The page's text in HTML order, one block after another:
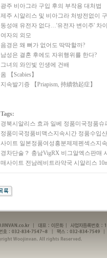
광주 비아그라 구입 후의 부작용 대처법
제주 시알리스 및 비아그라 처방전없이
동성애 유전자 없다…'유전자 변이주' 차
여자의 외모
음경은 왜 뻐가 없어도 딱딱할까?
남성은 결혼 후에도 자위행위를 한다?
그녀의 와인빛 인생에 건배
옴 【Scabies】
지속발기증 【Priapism, 持續勃起症】
Tags:
경북시알리스 효과 일베 정품미국정품슈
정품미국정품비맥스지속시간 정품수입
사이트 일본정품여성흥분제제펜섹스지
경차단술？ 충남VigRX 비그알엑스판매
매사이트 전남레­비트라약국 시알리스